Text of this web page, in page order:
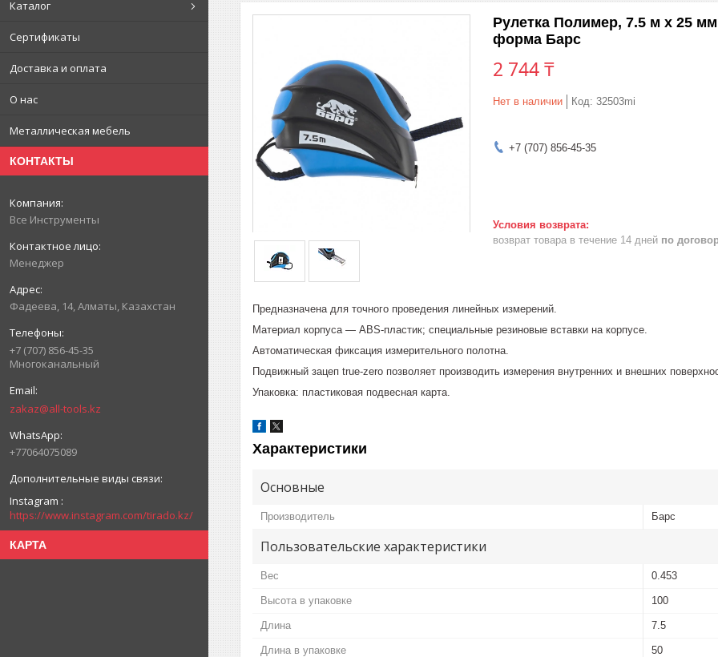
Каталог
Сертификаты
Доставка и оплата
О нас
Металлическая мебель
КОНТАКТЫ
Все Инструменты
Менеджер
Фадеева, 14, Алматы, Казахстан
+7 (707) 856-45-35
Многоканальный
zakaz@all-tools.kz
+77064075089
Instagram
https://www.instagram.com/tirado.kz/
КАРТА
Рулетка Полимер, 7.5 м х 25
форма Барс
2 744 ₸
Нет в наличии Код: 32503mi
+7 (707) 856-45-35
возврат товара в течение 14 дней по
Предназначена для точного проведения линейных измерений.
Материал корпуса — АВS-пластик; специальные резиновые вставки на корпусе.
Автоматическая фиксация измерительного полотна.
Подвижный зацеп true-zero позволяет производить измерения внутренних и внешних
Упаковка: пластиковая подвесная карта.
Характеристики
Основные
Производитель Барс
Пользовательские характеристики
Вес 0.453
Высота в упаковке 100
Длина 7.5
Длина в упаковке 50